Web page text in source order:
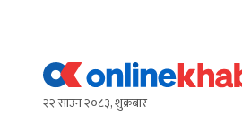
content२२ साउन २०८३, शुक्रबार